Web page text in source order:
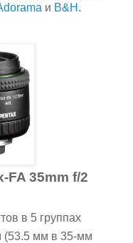
и B&H .
FA 35mm f/2
в 5 группах
(53.5 мм в 35-мм